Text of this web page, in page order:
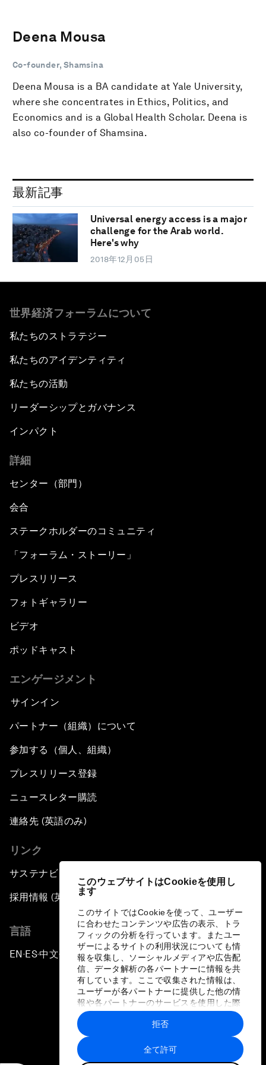
このウェブサイトはCookieを使用し
ます
このサイトではCookieを使って、ユーザー
に合わせたコンテンツや広告の表示、トラ
フィックの分析を行っています。またユー
ザーによるサイトの利用状況についても情
報を収集し、ソーシャルメディアや広告配
信、データ解析の各パートナーに情報を共
有しています。ここで収集された情報は、
ユーザーが各パートナーに提供した他の情
報や各パートナーのサービスを使用した際
に収集された情報と組み合わされ、各パー
トナーによって使用されることがありま
す。
全て許可
拒否
Deena Mousa
Co-founder, Shamsina
Deena Mousa is a BA candidate at Yale University,
where she concentrates in Ethics, Politics, and
Economics and is a Global Health Scholar. Deena is
also co-founder of Shamsina.
最新記事
Universal energy access is a major
challenge for the Arab world.
Here's why
2018年12月05日
世界経済フォーラムについて
私たちのストラテジー
私たちのアイデンティティ
私たちの活動
リーダーシップとガバナンス
インパクト
詳細
センター（部門）
会合
ステークホルダーのコミュニティ
「フォーラム・ストーリー」
プレスリリース
フォトギャラリー
ビデオ
ポッドキャスト
エンゲージメント
サインイン
パートナー（組織）について
参加する（個人、組織）
プレスリリース登録
ニュースレター購読
連絡先 (英語のみ)
リンク
サステナビリティへの取り組み
採用情報 (英語のみ)
言語
EN ▪ ES▪中文▪ 日本語
プライバシーポリシーと利用規約
サイトマップ